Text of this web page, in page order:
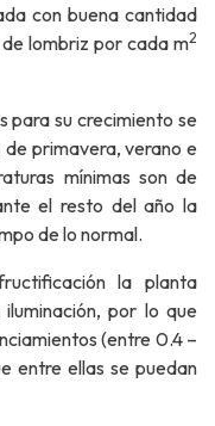
con buena cantidad
lombriz por cada m2
para su crecimiento se
de primavera, verano e
mínimas son de
el resto del año la
de lo normal.
la planta
por lo que
(entre 0.4 –
entre ellas se puedan